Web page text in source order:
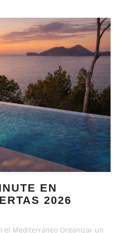
EN
2026
el Mediterráneo Organizar un